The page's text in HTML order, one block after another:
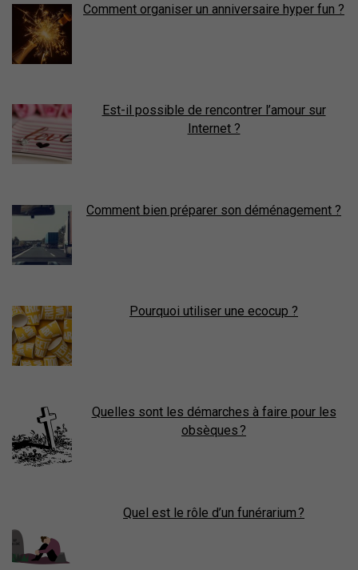
Comment organiser un anniversaire hyper fun ?
Est-il possible de rencontrer l’amour sur
Internet ?
Comment bien préparer son déménagement ?
Pourquoi utiliser une ecocup ?
Quelles sont les démarches à faire pour les
obsèques ?
Quel est le rôle d’un funérarium ?